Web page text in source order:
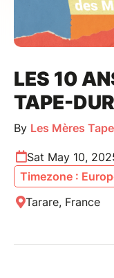
LES 10
TAPE-
By Les Mères
Sat May 10,
Timezone :
Tarare, France